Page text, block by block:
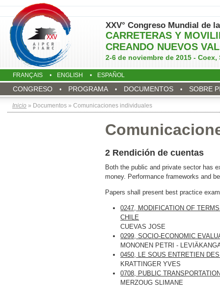
XXV° Congreso Mundial de
CARRETERAS Y
CREANDO NUEVOS
2-6 de noviembre de 2015 - Coex,
FRANÇAIS ENGLISH ESPAÑOL
CONGRESO PROGRAMA DOCUMENTOS SOBRE
Inicio » Documentos » Comunicaciones individuales
2 Rendición de cuentas
Both the public and private sector has
money. Performance frameworks and
Papers shall present best practice
0247, MODIFICATION OF
CHILE
CUEVAS JOSE
0299, SOCIO-ECONOMIC
MONONEN PETRI -
0450, LE SOUS ENTRETIEN
KRATTINGER YVES
0708, PUBLIC
MERZOUG SLIMANE